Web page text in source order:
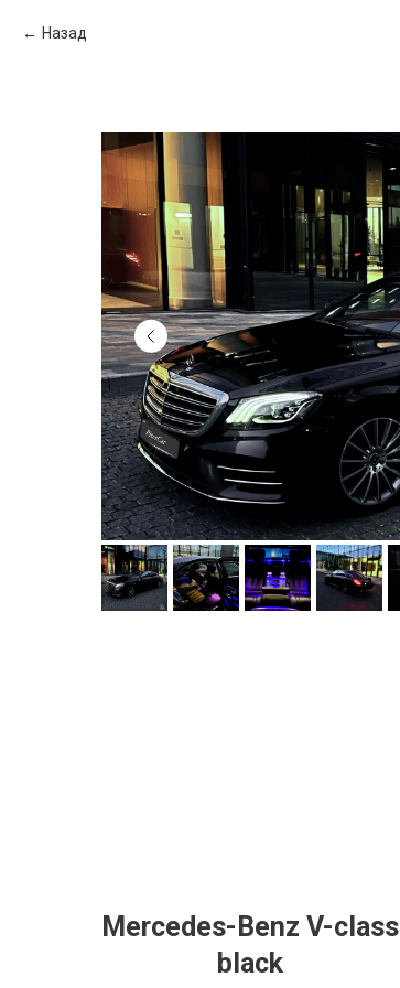
Назад
Mercedes-Benz V-class
black